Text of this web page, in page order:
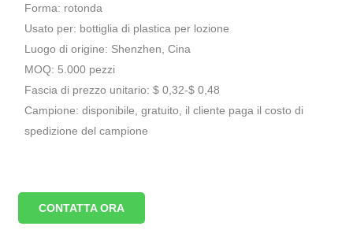
Forma: rotonda
Usato per: bottiglia di plastica per lozione
Luogo di origine: Shenzhen, Cina
MOQ: 5.000 pezzi
Fascia di prezzo unitario: $ 0,32-$ 0,48
Campione: disponibile, gratuito, il cliente paga il costo di
spedizione del campione
CONTATTA ORA